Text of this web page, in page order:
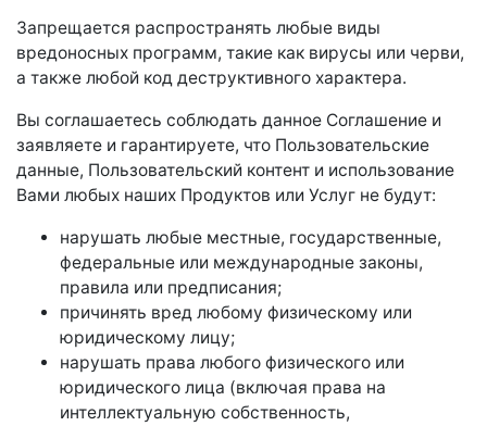
Запрещается распространять любые виды
вредоносных программ, такие как вирусы или черви,
а также любой код деструктивного характера.
Вы соглашаетесь соблюдать данное Соглашение и
заявляете и гарантируете, что Пользовательские
данные, Пользовательский контент и использование
Вами любых наших Продуктов или Услуг не будут:
нарушать любые местные, государственные,
федеральные или международные законы,
правила или предписания;
причинять вред любому физическому или
юридическому лицу;
нарушать права любого физического или
юридического лица (включая права на
интеллектуальную собственность,